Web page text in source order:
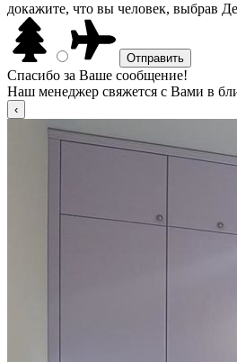
докажите, что вы человек, выбрав
Спасибо за Ваше сообщение!
Наш менеджер свяжется с Вами в